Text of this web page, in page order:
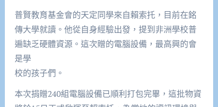
普賢教育基金會的天定同學來自賴索托，目前在銘
傳大學就讀。他從自身經驗出發，提到非洲學校普
遍缺乏硬體資源。這次贈的電腦設備，最高興的會
是學
校的孩子們。
本次捐贈240組電腦設備已順利打包完畢，這批物資